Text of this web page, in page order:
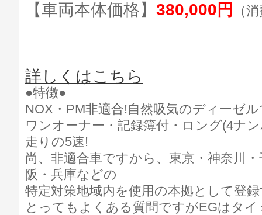
【車両本体価格】 380,000円 （
詳しくはこちら
●特徴●
NOX・PM非適合!自然吸気のディーゼ
ワンオーナー・記録簿付・ロング(4ナ
走りの5速!
尚、非適合車ですから、東京・神奈川
阪・兵庫などの
特定対策地域内を使用の本拠として登
とってもよくある質問ですがEGはタ